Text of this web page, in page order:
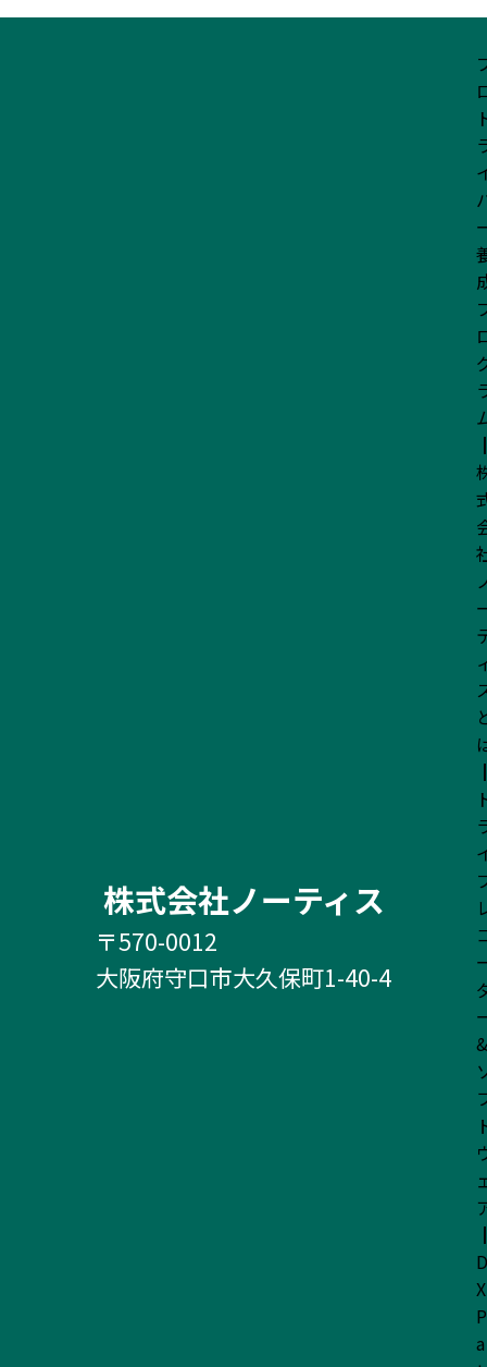
株式会社ノーティス
〒570-0012
大阪府守口市大久保町1-40-4
&
D
X
P
a